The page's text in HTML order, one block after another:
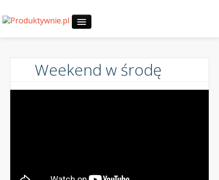
Start
30-dniowe wyzwania
Weekend w środę